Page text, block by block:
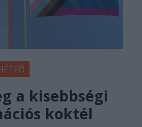
a kisebbségi
koktél